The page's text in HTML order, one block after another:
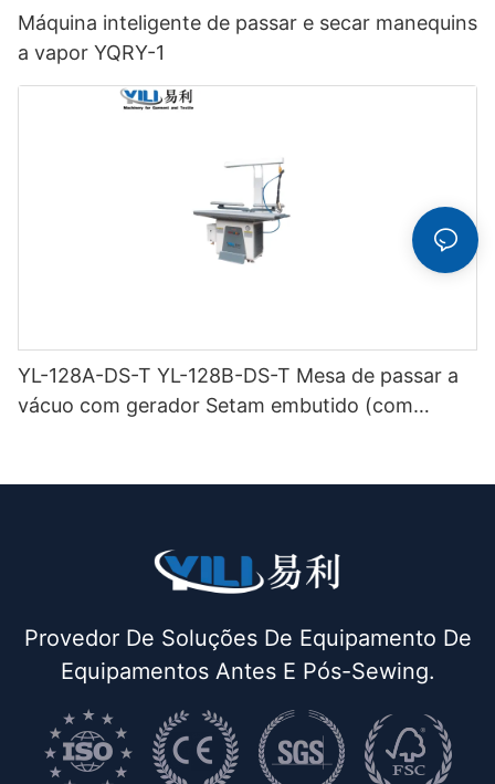
Máquina inteligente de passar e secar manequins
a vapor YQRY-1
YL-128A-DS-T YL-128B-DS-T Mesa de passar a
vácuo com gerador Setam embutido (com
Provedor De Soluções De Equipamento De
Equipamentos Antes E Pós-Sewing.